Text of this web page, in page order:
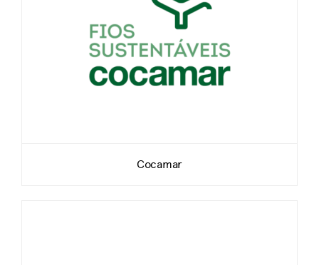
Cocamar